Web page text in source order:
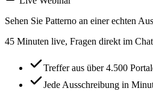
Sehen Sie Patterno an einer echten
45 Minuten live, Fragen direkt im
Treffer aus über 4.500
Jede Ausschreibung in